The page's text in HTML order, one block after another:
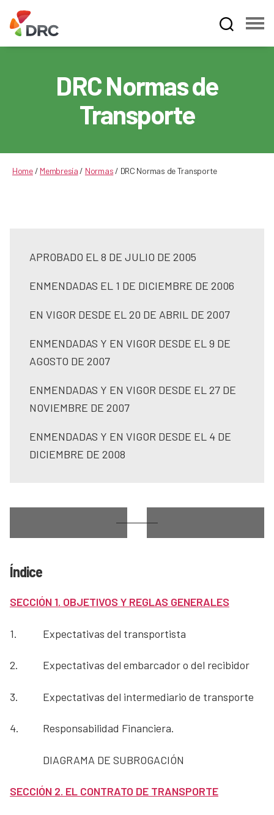
Dispute
Resolution
Corporation
DRC Normas de
Transporte
Home/ Membresía / Normas / DRC Normas de Transporte
APROBADO EL 8 DE JULIO DE 2005
ENMENDADAS EL 1 DE DICIEMBRE DE 2006
EN VIGOR DESDE EL 20 DE ABRIL DE 2007
ENMENDADAS Y EN VIGOR DESDE EL 9 DE
AGOSTO DE 2007
ENMENDADAS Y EN VIGOR DESDE EL 27 DE
NOVIEMBRE DE 2007
ENMENDADAS Y EN VIGOR DESDE EL 4 DE
DICIEMBRE DE 2008
Índice
SECCIÓN 1. OBJETIVOS Y REGLAS GENERALES
1. Expectativas del transportista
2. Expectativas del embarcador o del recibidor
3. Expectativas del intermediario de transporte
4. Responsabilidad Financiera.
DIAGRAMA DE SUBROGACIÓN
SECCIÓN 2. EL CONTRATO DE TRANSPORTE